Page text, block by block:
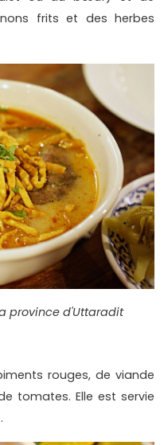
frits et des herbes
province d'Uttaradit
rouges, de viande
tomates. Elle est servie